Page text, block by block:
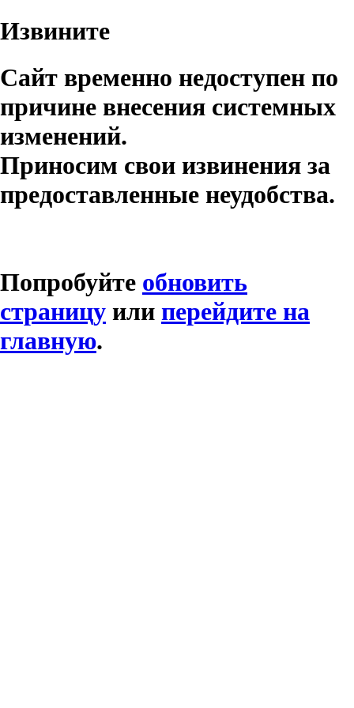
Извините
Сайт временно недоступен по
причине внесения системных
изменений.
Приносим свои извинения за
предоставленные неудобства.
Попробуйте обновить
страницу или перейдите на
главную.